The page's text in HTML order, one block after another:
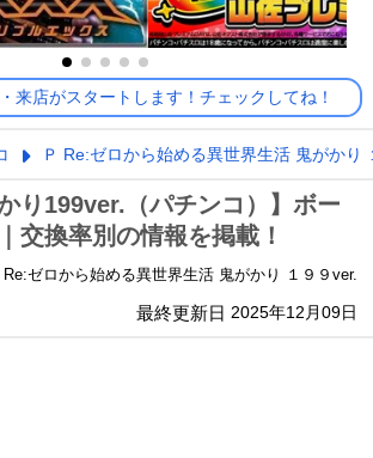
来店がスタートします！チェックしてね！
Ｐ Re:ゼロから始める異世界生活 鬼がかり
り199ver.（パチンコ）】ボー
交換率別の情報を掲載！
Re:ゼロから始める異世界生活 鬼がかり １９９ver.
最終更新日 2025年12月09日